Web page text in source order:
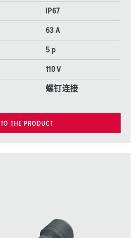
IP67
63 A
5 p
110 V
螺钉连接
TO THE PRODUCT